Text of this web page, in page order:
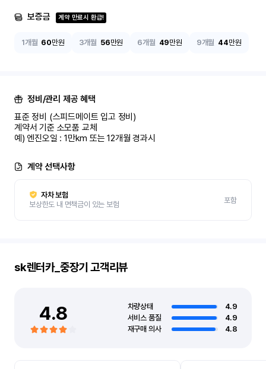
보증금 계약 만료시 환급!
1개월 60만원 3개월 56만원 6개월 49만원 9개월 44만원
정비/관리 제공 혜택
표준 정비 (스피드메이트 입고 정비)
계약서 기준 소모품 교체
예) 엔진오일 : 1만km 또는 12개월 경과시
계약 선택사항
자차 보험
보상한도 내 면책금이 있는 보험
포함
sk렌터카_중장기 고객리뷰
4.8 차량상태
4.9
서비스 품질
4.9
재구매 의사
4.8